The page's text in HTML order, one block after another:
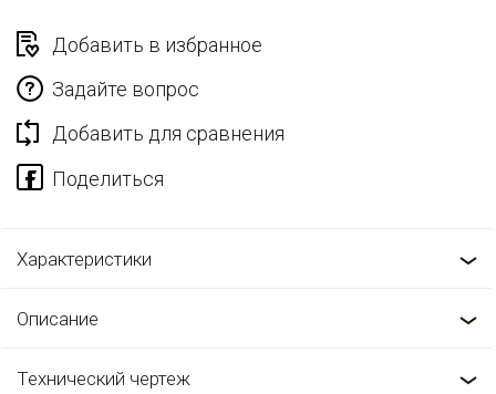
Добавить в избранное
Задайте вопрос
Добавить для сравнения
Характеристики
Описание
Технический чертеж